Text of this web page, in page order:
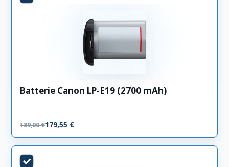
Batterie Canon LP-E19 (2700 mAh)
189,00 €179,55 €